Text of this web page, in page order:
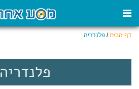
דף הבית/ פלנדריה
פלנדריה